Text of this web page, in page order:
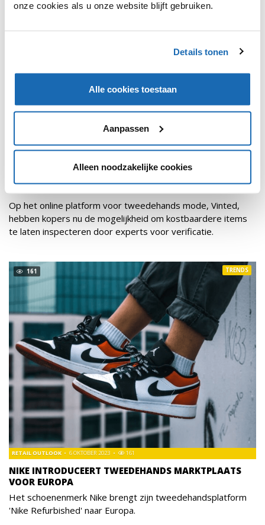
onze cookies als u onze website blijft gebruiken.
Details tonen
Alle cookies toestaan
Aanpassen
Alleen noodzakelijke cookies
Op het online platform voor tweedehands mode, Vinted,
hebben kopers nu de mogelijkheid om kostbaardere items
te laten inspecteren door experts voor verificatie.
161
NIKE INTRODUCEERT TWEEDEHANDS MARKTPLAATS
VOOR EUROPA
RETAIL OUTLOOK 6 OKTOBER 2023 161
TRENDS
Het schoenenmerk Nike brengt zijn tweedehandsplatform
'Nike Refurbished' naar Europa.